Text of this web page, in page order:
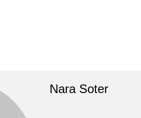
Nara Soter